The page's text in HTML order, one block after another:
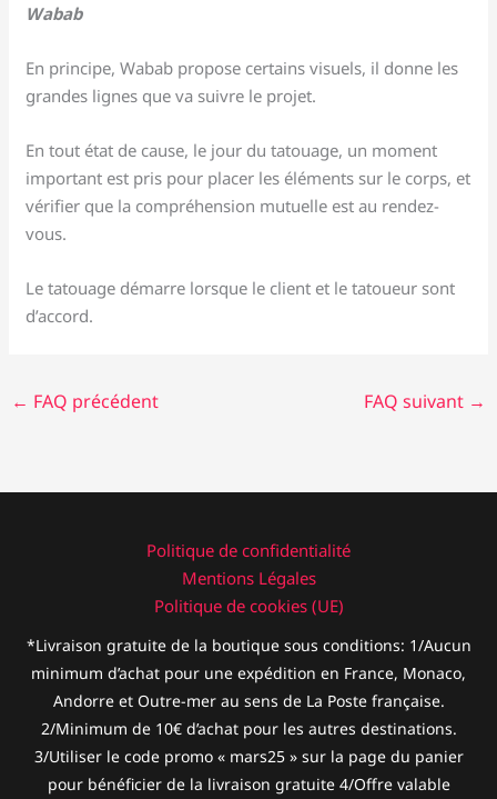
Wabab
En principe, Wabab propose certains visuels, il donne les
grandes lignes que va suivre le projet.
En tout état de cause, le jour du tatouage, un moment
important est pris pour placer les éléments sur le corps, et
vérifier que la compréhension mutuelle est au rendez-
vous.
Le tatouage démarre lorsque le client et le tatoueur sont
d’accord.
← FAQ précédent FAQ suivant →
Politique de confidentialité
Mentions Légales
Politique de cookies (UE)
*Livraison gratuite de la boutique sous conditions: 1/Aucun
minimum d’achat pour une expédition en France, Monaco,
Andorre et Outre-mer au sens de La Poste française.
2/Minimum de 10€ d’achat pour les autres destinations.
3/Utiliser le code promo « mars25 » sur la page du panier
pour bénéficier de la livraison gratuite 4/Offre valable